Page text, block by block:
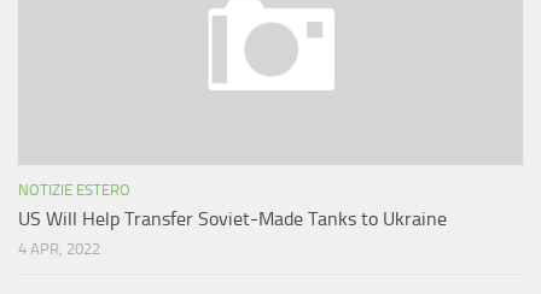
NOTIZIE ESTERO
US Will Help Transfer Soviet-Made Tanks to Ukraine
4 APR, 2022